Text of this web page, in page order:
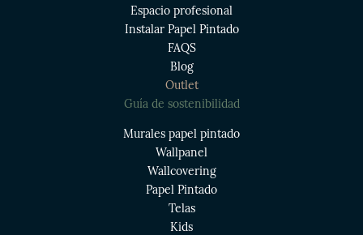
Espacio profesional
Instalar Papel Pintado
FAQS
Blog
Outlet
Guía de sostenibilidad
Murales papel pintado
Wallpanel
Wallcovering
Papel Pintado
Telas
Kids